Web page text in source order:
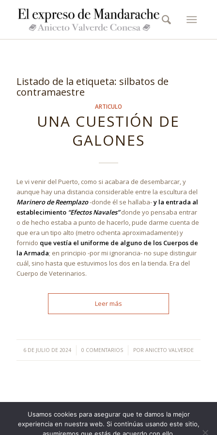
Listado de la etiqueta: silbatos de
contramaestre
ARTICULO
UNA CUESTIÓN DE
GALONES
Le vi venir del Puerto, como si acabara de desembarcar, y
aunque hay una distancia considerable entre la escultura del
Marinero de Reemplazo-donde él se hallaba-y la entrada al
establecimiento “Efectos Navales”donde yo pensaba entrar
o de hecho estaba a punto de hacerlo, pude darme cuenta de
que era un tipo alto (metro ochenta aproximadamente) y
fornido que vestía el uniforme de alguno de los Cuerpos de
la Armada; en principio -por mi ignorancia- no supe distinguir
cuál, sino hasta que estuvimos los dos en la tienda. Era del
Cuerpo de Veterinarios.
Leer más
6 DE JULIO DE 2024
/ 0 COMENTARIOS
/ POR ANICETO VALVERDE
©Copyright [2023] - TecnoMur Sistemas, Informática y
Usamos cookies para asegurar que te damos la mejor
experiencia en nuestra web. Si continúas usando este sitio,